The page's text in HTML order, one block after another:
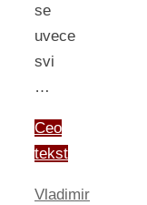
se
uvece
svi
…
Ceo
tekst
Vladimir